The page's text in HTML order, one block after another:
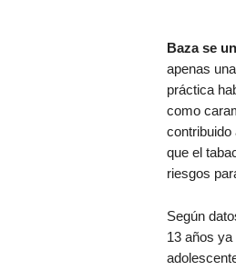
Baza se
apenas
práctica
como
contribuido
que el
riesgos
Según
13 años ya